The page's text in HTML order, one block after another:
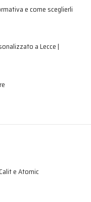
e come sceglierli
a Lecce |
e Atomic